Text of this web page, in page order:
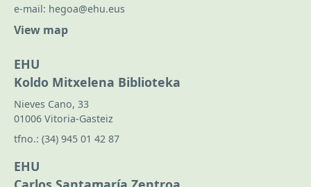
e-mail: hegoa@ehu.eus
View map
EHU
Koldo Mitxelena Biblioteka
Nieves Cano, 33
01006 Vitoria-Gasteiz
tfno.: (34) 945 01 42 87
EHU